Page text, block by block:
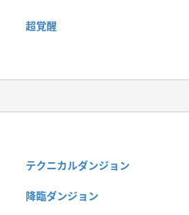
超覚醒
テクニカルダンジョン
降臨ダンジョン